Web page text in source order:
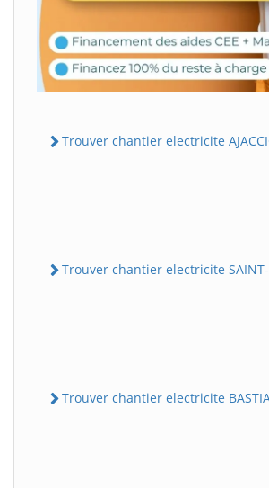
Trouver chantier electricite
Trouver chantier electricite SAINT-
Trouver chantier electricite